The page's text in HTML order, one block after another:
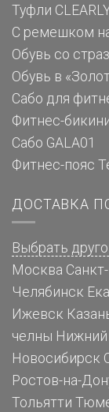
Туфли
С ремешком
Обувь со
Обувь в
Сабо для
Фитнес-
Сабо GALA01
Фитнес-пояс
ДОСТАВКА
Выбрать
Москва
Челябинск
Ижевск
челны
Новосибирск
Ростов-на-
Тольятти